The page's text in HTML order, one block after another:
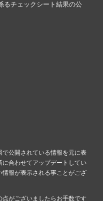
るチェックシート結果の公
公開されている情報を元に表
合わせてアップデートしてい
情報が表示される事ことがござ
がございましたらお手数です